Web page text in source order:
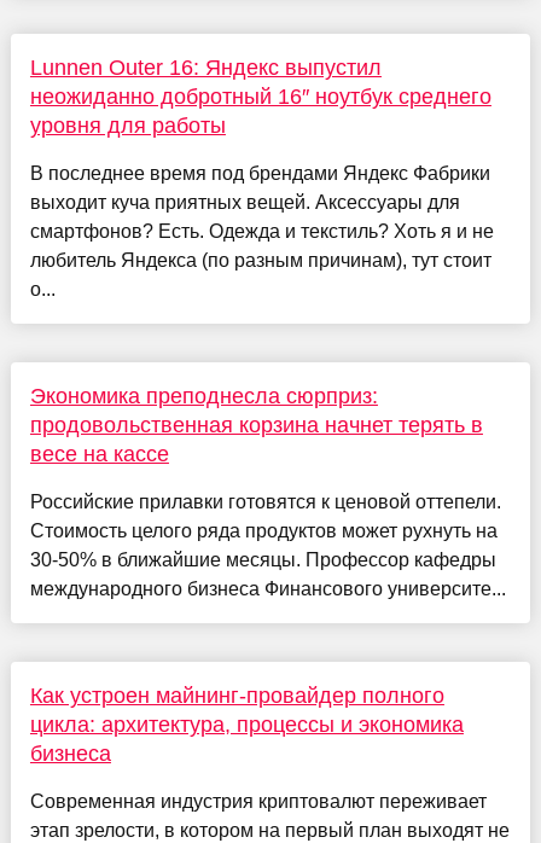
Lunnen Outer 16: Яндекс выпустил
неожиданно добротный 16″ ноутбук среднего
уровня для работы
В последнее время под брендами Яндекс Фабрики
выходит куча приятных вещей. Аксессуары для
смартфонов? Есть. Одежда и текстиль? Хоть я и не
любитель Яндекса (по разным причинам), тут стоит
о...
Экономика преподнесла сюрприз:
продовольственная корзина начнет терять в
весе на кассе
Российские прилавки готовятся к ценовой оттепели.
Стоимость целого ряда продуктов может рухнуть на
30-50% в ближайшие месяцы. Профессор кафедры
международного бизнеса Финансового университе...
Как устроен майнинг-провайдер полного
цикла: архитектура, процессы и экономика
бизнеса
Современная индустрия криптовалют переживает
этап зрелости, в котором на первый план выходят не